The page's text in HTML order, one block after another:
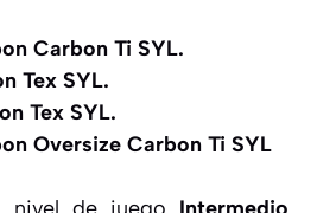
Carbon Ti SYL.
Tex SYL.
Tex SYL.
Oversize Carbon Ti SYL